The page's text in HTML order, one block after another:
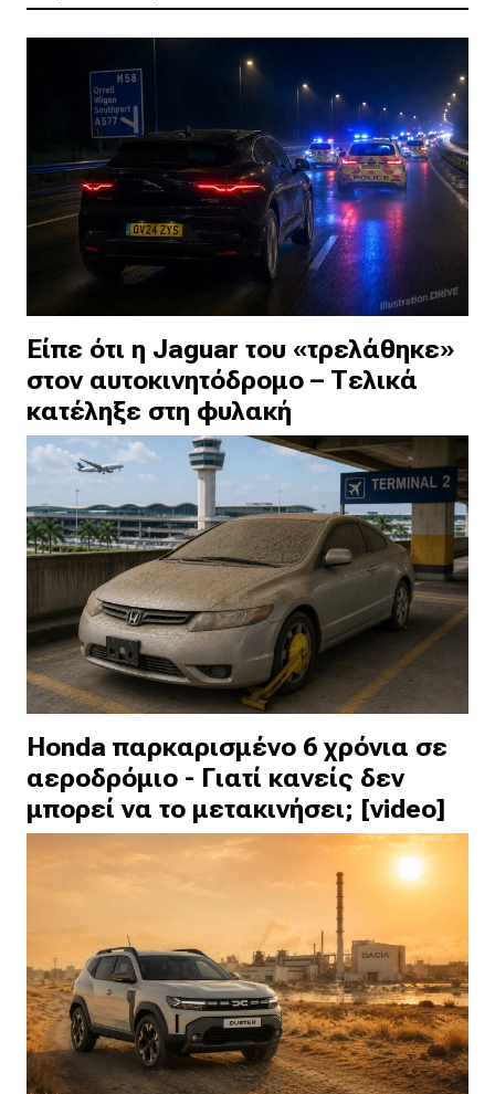
Είπε ότι η Jaguar του «τρελάθηκε»
στον αυτοκινητόδρομο – Τελικά
κατέληξε στη φυλακή
Honda παρκαρισμένο 6 χρόνια σε
αεροδρόμιο - Γιατί κανείς δεν
μπορεί να το μετακινήσει; [video]